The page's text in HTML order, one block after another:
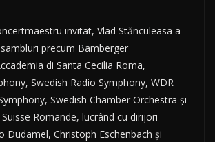
invitat, Vlad Stănculeasa a
precum Bamberger
di Santa Cecilia Roma,
Swedish Radio Symphony, WDR
Swedish Chamber Orchestra și
Romande, lucrând cu dirijori
Dudamel, Christoph Eschenbach și